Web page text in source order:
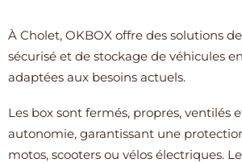
À Cholet, OKBOX offre des solutions
sécurisé et de stockage de véhicules
adaptées aux besoins actuels.
Les box sont fermés, propres, ventilés
autonomie, garantissant une
motos, scooters ou vélos électriques.